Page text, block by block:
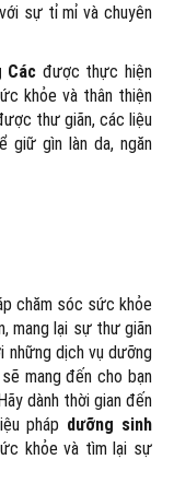
sự tỉ mỉ và chuyên
Các được thực hiện
khỏe và thân thiện
thư giãn, các liệu
giữ gìn làn da, ngăn
chăm sóc sức khỏe
mang lại sự thư giãn
những dịch vụ dưỡng
mang đến cho bạn
dành thời gian đến
pháp dưỡng sinh
khỏe và tìm lại sự